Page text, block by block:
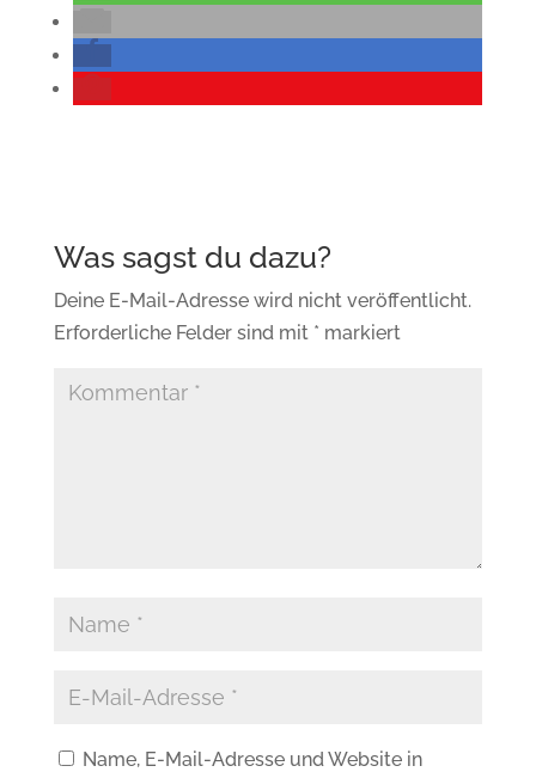
Deine E-Mail-Adresse wird nicht veröffentlicht.
Erforderliche Felder sind mit * markiert
Name, E-Mail-Adresse und Website in